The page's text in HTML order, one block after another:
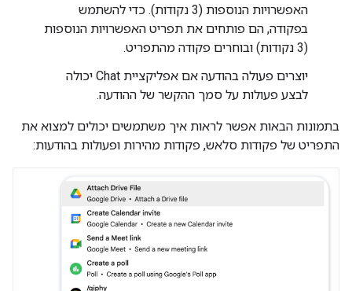
האפשרויות הנוספות (3 נקודות). כדי להשתמש
בפקודה, הם פותחים את תפריט האפשרויות הנוספות
(3 נקודות) ובוחרים פקודה מהתפריט.
יוצרים פעולה בהודעה אם אפליקציית Chat יכולה
לבצע פעולות על סמך ההקשר של ההודעה.
בתמונות הבאות אפשר לראות איך משתמשים יכולים למצוא את
התפריט של פקודות סלאש, פקודות מהירות ופעולות בהודעות: